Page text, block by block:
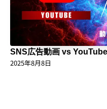
SNS広告動画 vs
2025年8月8日